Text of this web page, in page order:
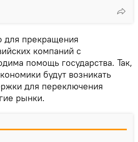
для прекращения
компаний с
помощь государства. Так,
будут возникать
для переключения
рынки.